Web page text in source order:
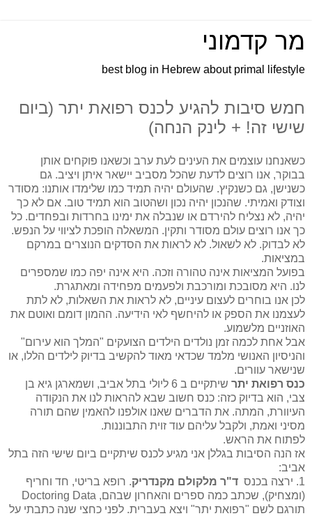
מר קדמוני
best blog in Hebrew about primal lifestyle
חמש סיבות להגיע לכנס רפואת יתר (ביום
שישי זה! + לינק הנחה)
כשאנחנו עוצמים את העינים לעת ערב וכשאנו פוקחים אותן
בבוקר, אנו רוצים לדעת שהכל מסביב יישאר איתן ויציב. גם
כשנישן, גם כשנקיץ. שהעולם יהיה תמיד כמו שלימדו אותנו: מסודר
וצודק ואמיתי. שהנכון יהיה נכון ושהטוב הוא תמיד טוב. אם לא כך
יהיה, לא נצליח להירדם או שנבלה את ימינו בחרדות ובפחדים. כל
כך אנו רוצים עולם מסודר ותקין. המשאלה הופכת לציווי על הנפש.
לא לבדוק. לא לשאול. לא לראות את הסדקים הנוצרים במרקם
במציאות.
בפועל המציאות אינה טהורה וזכה. היא אינה יפה כמו שמספרים
לנו. היא מסובכת ומורכבת ולפעמים מפחידה ומאתגרת.
לכן אנו בוחרים לעצום עיניים, לא לראות את השאלות, לא לתת
לעצמנו את הספק או להיחשף לאי הידיעה. ההמון דומם ואוטם את
האוזניים מלשמוע.
אבל אחת לכמה זמן נולדים הילדים הצועקים "המלך הוא עירום"
והניסיון האנושי מלמד שכדאי מאוד להקשיב בדיוק לילדים הללו, או
שנישאר עוורים.
כנס רפואת יתר
שיתקיים ב 6 ליולי בתל אביב, ושמארגן גיא בן
צבי, הוא בדיוק כזה: כנס חשוב שבא להראות לנו את הנקודה
העיוורת, המתה. את הדברים שאנו אולפנו להאמין שהם תורה
מסיני ואמת, ולקבל עליהם עוד זוית התבוננות.
לפתוח את הראש.
אז הנה הסיבות בגללן אני מגיע לכנס שיתקיים ביום שישי הזה בתל
אביב:
1. ירצה בכנס
ד"ר מלקולם מקנדריק. רופא בריטי, חד וחריף
(ומצחיק), שכתב כמה ספרים והאחרון שבהם, Doctoring Data
תורגם לשם "רפואת יתר" ויצא בעברית. לפני כחצי שנה כתבתי על